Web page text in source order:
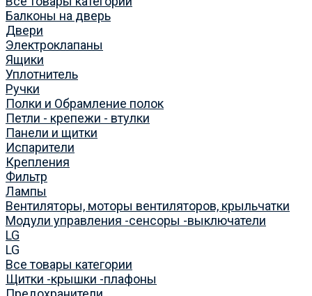
Балконы на дверь
Двери
Электроклапаны
Ящики
Уплотнитель
Ручки
Полки и Обрамление полок
Петли - крепежи - втулки
Панели и щитки
Испарители
Крепления
Фильтр
Лампы
Вентиляторы, моторы вентиляторов, крыльчатки
Модули управления -сенсоры -выключатели
LG
LG
Все товары категории
Щитки -крышки -плафоны